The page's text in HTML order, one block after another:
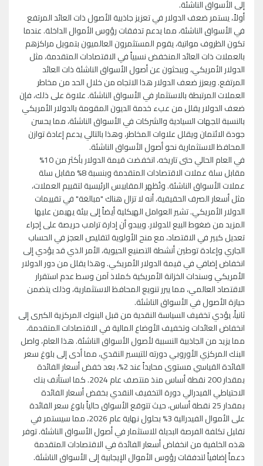
إلى الأسواق الناشئة.
أولاً، يستمر ضعف الدولار في تعزيز جاذبية الأصول ذات العائد المرتفع
في الأسواق الناشئة، مما يدعم تدفقات رؤوس الأموال الداخلة. عندما
تكون الظروف مواتية، يقوم المستثمرون العالميون بتمويل مراكزهم
بالعملات ذات العائد المنخفض نسبياً في الاقتصادات المتقدمة، مثل
الدولار الأمريكي، ويبحثون عن أصول الأسواق الناشئة ذات العائد
المرتفع. ويعزز ضعف الدولار هذا الاتجاه من خلال الحد من مخاطر
العملات المرتبطة بالاستثمار في الأسواق الناشئة. علاوة على ذلك، فإن
ضعف الدولار يقلل من عبء خدمة الديون المقومة بالدولار الأمريكي
بالنسبة للجهات السيادية والشركات في الأسواق الناشئة، مما يحسن
جودة الائتمان ويقلل علاوات المخاطر، وهذا بالتالي يدعم إعادة توازن
المحافظ الاستثمارية نحو أصول الأسواق الناشئة.
في العام الحالي حتى تاريخه، انخفضت قيمة الدولار بأكثر من 10%
مقابل سلة عملات الاقتصادات المتقدمة وبنسبة 8% مقابل سلة
عملات الأسواق الناشئة. وتُظهر المقاييس الرئيسية لتقييم العملات،
مثل أسعار الصرف الحقيقية، أنه لا تزال هناك "مبالغة" في تقييمات
الدولار الأمريكي. تشير العوامل الهيكلية أيضاً إلى بيئة يهيمن عليها
المزيد من ضغوط البيع للدولار. ويبدو أن إدارة ترامب حريصة على إجراء
تعديل كبير في الاقتصاد، مع منح الأولوية لتقليص العجز في الحساب
الجاري وإعادة توطين أنشطة التصنيع الحيوية، الأمر الذي قد يؤدي إلى
انخفاض إضافي في قيمة الدولار الأمريكي. وهذا يقلل من دور الدولار
الأمريكي وسندات الخزانة الأمريكية كملاذ آمن وسط عدم استقرار
الاقتصاد العالمي، مما يبرر تنويع المحافظ الاستثمارية، وذلك يتضمن
حيازة الأصول في الأسواق الناشئة.
ثانياً، يؤدي تخفيف السياسة النقدية من قبل البنوك المركزية الكبرى إلى
انخفاض العائدات وتخفيف الأوضاع المالية في الاقتصادات المتقدمة،
مما يزيد من الجاذبية النسبية لأصول الأسواق الناشئة. هذا العام، واصل
البنك المركزي الأوروبي دورته للتيسير النقدي، مما أدى إلى بلوغ سعر
الفائدة القياسي مستوى محايداً عند 2%، بعد خفض أسعار الفائدة
بمقدار 200 نقطة أساس منذ منتصف عام 2024. كما استأنف بنك
الاحتياطي الفيدرالي دورة التخفيف النقدي بخفض أسعار الفائدة
بمقدار 25 نقطة أساس، حيث تتوقع الأسواق حالياً بلوغ سعر الفائدة
على الأموال الفيدرالية 3% بحلول نهاية عام 2026، مما سيستمر في
تقليل تكلفة الفرصة البديلة للاستثمار في أصول الأسواق الناشئة. توفر
هذه الخلفية من انخفاض أسعار الفائدة في الاقتصادات المتقدمة
دعماً إضافياً لتدفقات رؤوس الأموال الإيجابية إلى الأسواق الناشئة.